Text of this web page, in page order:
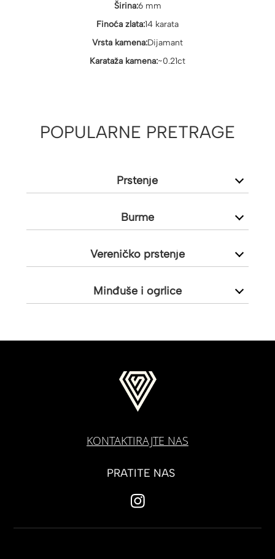
Širina:6 mm
Finoća zlata:14 karata
Vrsta kamena:Dijamant
Karataža kamena:~0.21ct
POPULARNE PRETRAGE
Prstenje
Burme
Vereničko prstenje
Minđuše i ogrlice
KONTAKTIRAJTE NAS
PRATITE NAS